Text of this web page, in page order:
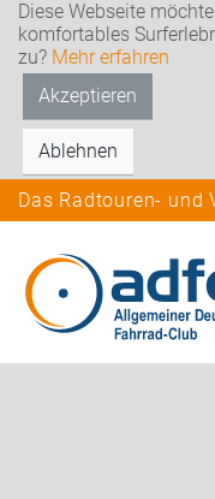
Diese Webseite
komfortables
zu? Mehr erfahren
Akzeptieren
Ablehnen
Das Radtouren- und